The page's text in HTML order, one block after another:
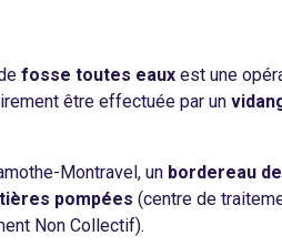
fosse toutes eaux est une
être effectuée par un
Montravel, un bordereau
pompées (centre de
Non Collectif).